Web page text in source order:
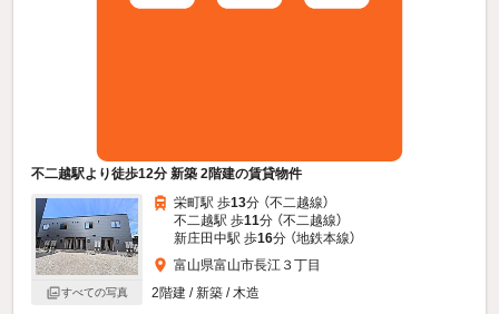
不二越駅より徒歩12分 新築 2階建の賃貸物件
すべての写真
栄町駅 歩13分 （不二越線）
不二越駅 歩11分 （不二越線）
新庄田中駅 歩16分 （地鉄本線）
富山県富山市長江３丁目
2階建 / 新築 / 木造